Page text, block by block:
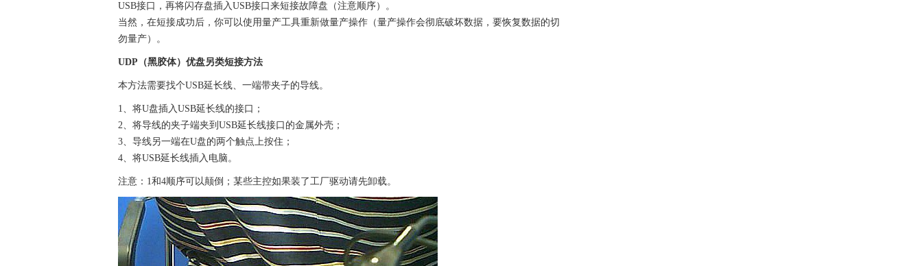
USB接口，再将闪存盘插入USB接口来短接故障盘（注意顺序）。
当然，在短接成功后，你可以使用量产工具重新做量产操作（量产操作会彻底破坏数据，要恢复数据的切
勿量产）。
UDP（黑胶体）优盘另类短接方法
本方法需要找个USB延长线、一端带夹子的导线。
1、将U盘插入USB延长线的接口；
2、将导线的夹子端夹到USB延长线接口的金属外壳；
3、导线另一端在U盘的两个触点上按住；
4、将USB延长线插入电脑。
注意：1和4顺序可以颠倒；某些主控如果装了工厂驱动请先卸载。